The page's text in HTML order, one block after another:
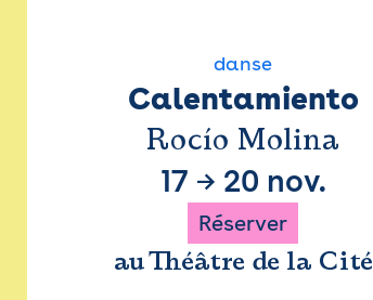
danse
Calentamiento
Rocío Molina
17 → 20 nov.
Réserver
au Théâtre de la Cité